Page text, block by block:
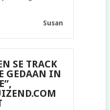
Susan
SE TRACK
GEDAAN IN